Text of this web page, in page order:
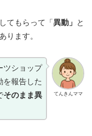
てもらって「 異動」
と
ります。
てんきんママ
ツショップ
を報告した
そのまま異